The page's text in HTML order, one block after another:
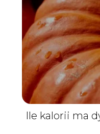
Ile kalorii ma